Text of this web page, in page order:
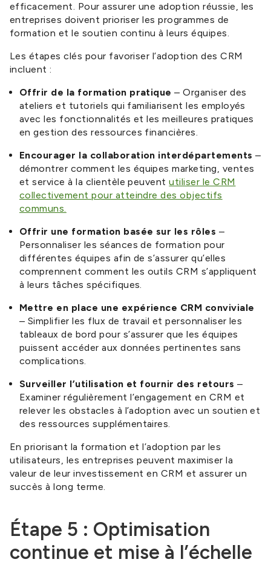
efficacement. Pour assurer une adoption réussie, les
entreprises doivent prioriser les programmes de
formation et le soutien continu à leurs équipes.
Les étapes clés pour favoriser l’adoption des CRM
incluent :
Offrir de la formation pratique – Organiser des
ateliers et tutoriels qui familiarisent les employés
avec les fonctionnalités et les meilleures pratiques
en gestion des ressources financières.
Encourager la collaboration interdépartements –
démontrer comment les équipes marketing, ventes
et service à la clientèle peuventutiliser le CRM
collectivement pour atteindre des objectifs
communs.
Offrir une formation basée sur les rôles –
Personnaliser les séances de formation pour
différentes équipes afin de s’assurer qu’elles
comprennent comment les outils CRM s’appliquent
à leurs tâches spécifiques.
Mettre en place une expérience CRM conviviale
– Simplifier les flux de travail et personnaliser les
tableaux de bord pour s’assurer que les équipes
puissent accéder aux données pertinentes sans
complications.
Surveiller l’utilisation et fournir des retours –
Examiner régulièrement l’engagement en CRM et
relever les obstacles à l’adoption avec un soutien et
des ressources supplémentaires.
En priorisant la formation et l’adoption par les
utilisateurs, les entreprises peuvent maximiser la
valeur de leur investissement en CRM et assurer un
succès à long terme.
Étape 5 : Optimisation
continue et mise à l’échelle